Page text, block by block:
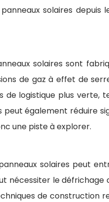
solaires depuis
solaires sont
de gaz à effet de
de logistique plus verte,
peut également réduire
une piste à explorer.
solaires peut
nécessiter le
de construction